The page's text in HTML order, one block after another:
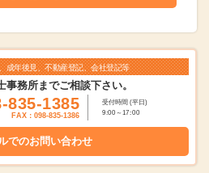
成年後見、不動産登記、会社登記等
事務所までご相談下さい。
835-1385
FAX：098-835-1386
受付時間 (平日)
9:00～17:00
でのお問い合わせ